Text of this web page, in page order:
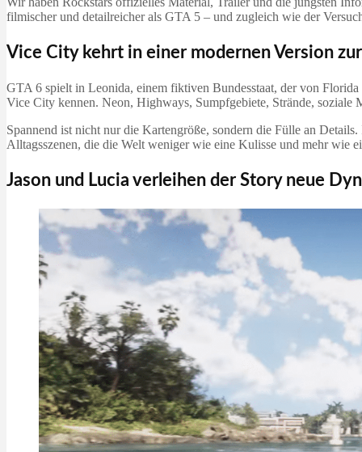
filmischer und detailreicher als GTA 5 – und zugleich wie der
Vice City kehrt in einer modernen Version
GTA 6 spielt in Leonida, einem fiktiven Bundesstaat, der von
Vice City kennen. Neon, Highways, Sumpfgebiete, Strände,
Spannend ist nicht nur die Kartengröße, sondern die Fülle an
Alltagsszenen, die die Welt weniger wie eine Kulisse und mehr wie
Jason und Lucia verleihen der Story neue